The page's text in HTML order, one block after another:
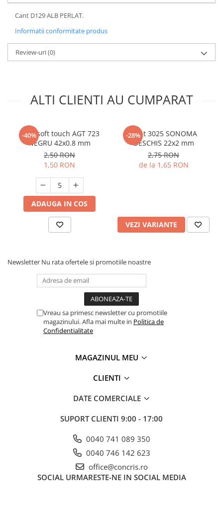
Cant D129 ALB PERLAT.
Informatii conformitate produs
Review-uri(0)
ALTI CLIENTI AU CUMPARAT
-40%
Cant soft touch AGT 723
NEGRU 42x0.8 mm
2,50 RON
1,50 RON
ADAUGA IN COS
-28%
Cant 3025 SONOMA
DESCHIS 22x2 mm
2,75 RON
de la 1,65 RON
VEZI VARIANTE
Newsletter Nu rata ofertele si promotiile noastre
Vreau sa primesc newsletter cu promotiile
magazinului. Afla mai multe in Politica de
Confidentialitate
MAGAZINUL MEU
CLIENTI
DATE COMERCIALE
SUPORT CLIENTI 9:00 - 17:00
0040 741 089 350
0040 746 142 623
office@concris.ro
SOCIAL URMARESTE-NE IN SOCIAL MEDIA